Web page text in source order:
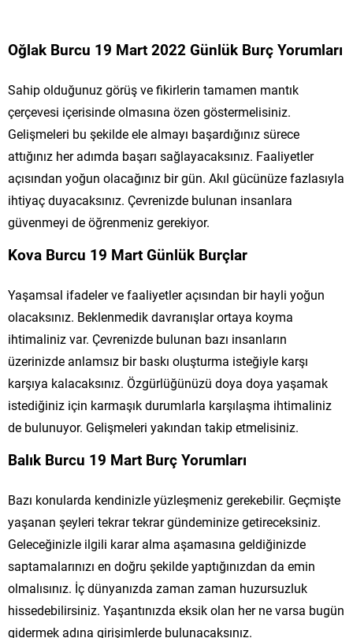
Oğlak Burcu 19 Mart 2022 Günlük Burç Yorumları
Sahip olduğunuz görüş ve fikirlerin tamamen mantık
çerçevesi içerisinde olmasına özen göstermelisiniz.
Gelişmeleri bu şekilde ele almayı başardığınız sürece
attığınız her adımda başarı sağlayacaksınız. Faaliyetler
açısından yoğun olacağınız bir gün. Akıl gücünüze fazlasıyla
ihtiyaç duyacaksınız. Çevrenizde bulunan insanlara
güvenmeyi de öğrenmeniz gerekiyor.
Kova Burcu 19 Mart Günlük Burçlar
Yaşamsal ifadeler ve faaliyetler açısından bir hayli yoğun
olacaksınız. Beklenmedik davranışlar ortaya koyma
ihtimaliniz var. Çevrenizde bulunan bazı insanların
üzerinizde anlamsız bir baskı oluşturma isteğiyle karşı
karşıya kalacaksınız. Özgürlüğünüzü doya doya yaşamak
istediğiniz için karmaşık durumlarla karşılaşma ihtimaliniz
de bulunuyor. Gelişmeleri yakından takip etmelisiniz.
Balık Burcu 19 Mart Burç Yorumları
Bazı konularda kendinizle yüzleşmeniz gerekebilir. Geçmişte
yaşanan şeyleri tekrar tekrar gündeminize getireceksiniz.
Geleceğinizle ilgili karar alma aşamasına geldiğinizde
saptamalarınızı en doğru şekilde yaptığınızdan da emin
olmalısınız. İç dünyanızda zaman zaman huzursuzluk
hissedebilirsiniz. Yaşantınızda eksik olan her ne varsa bugün
gidermek adına girişimlerde bulunacaksınız.